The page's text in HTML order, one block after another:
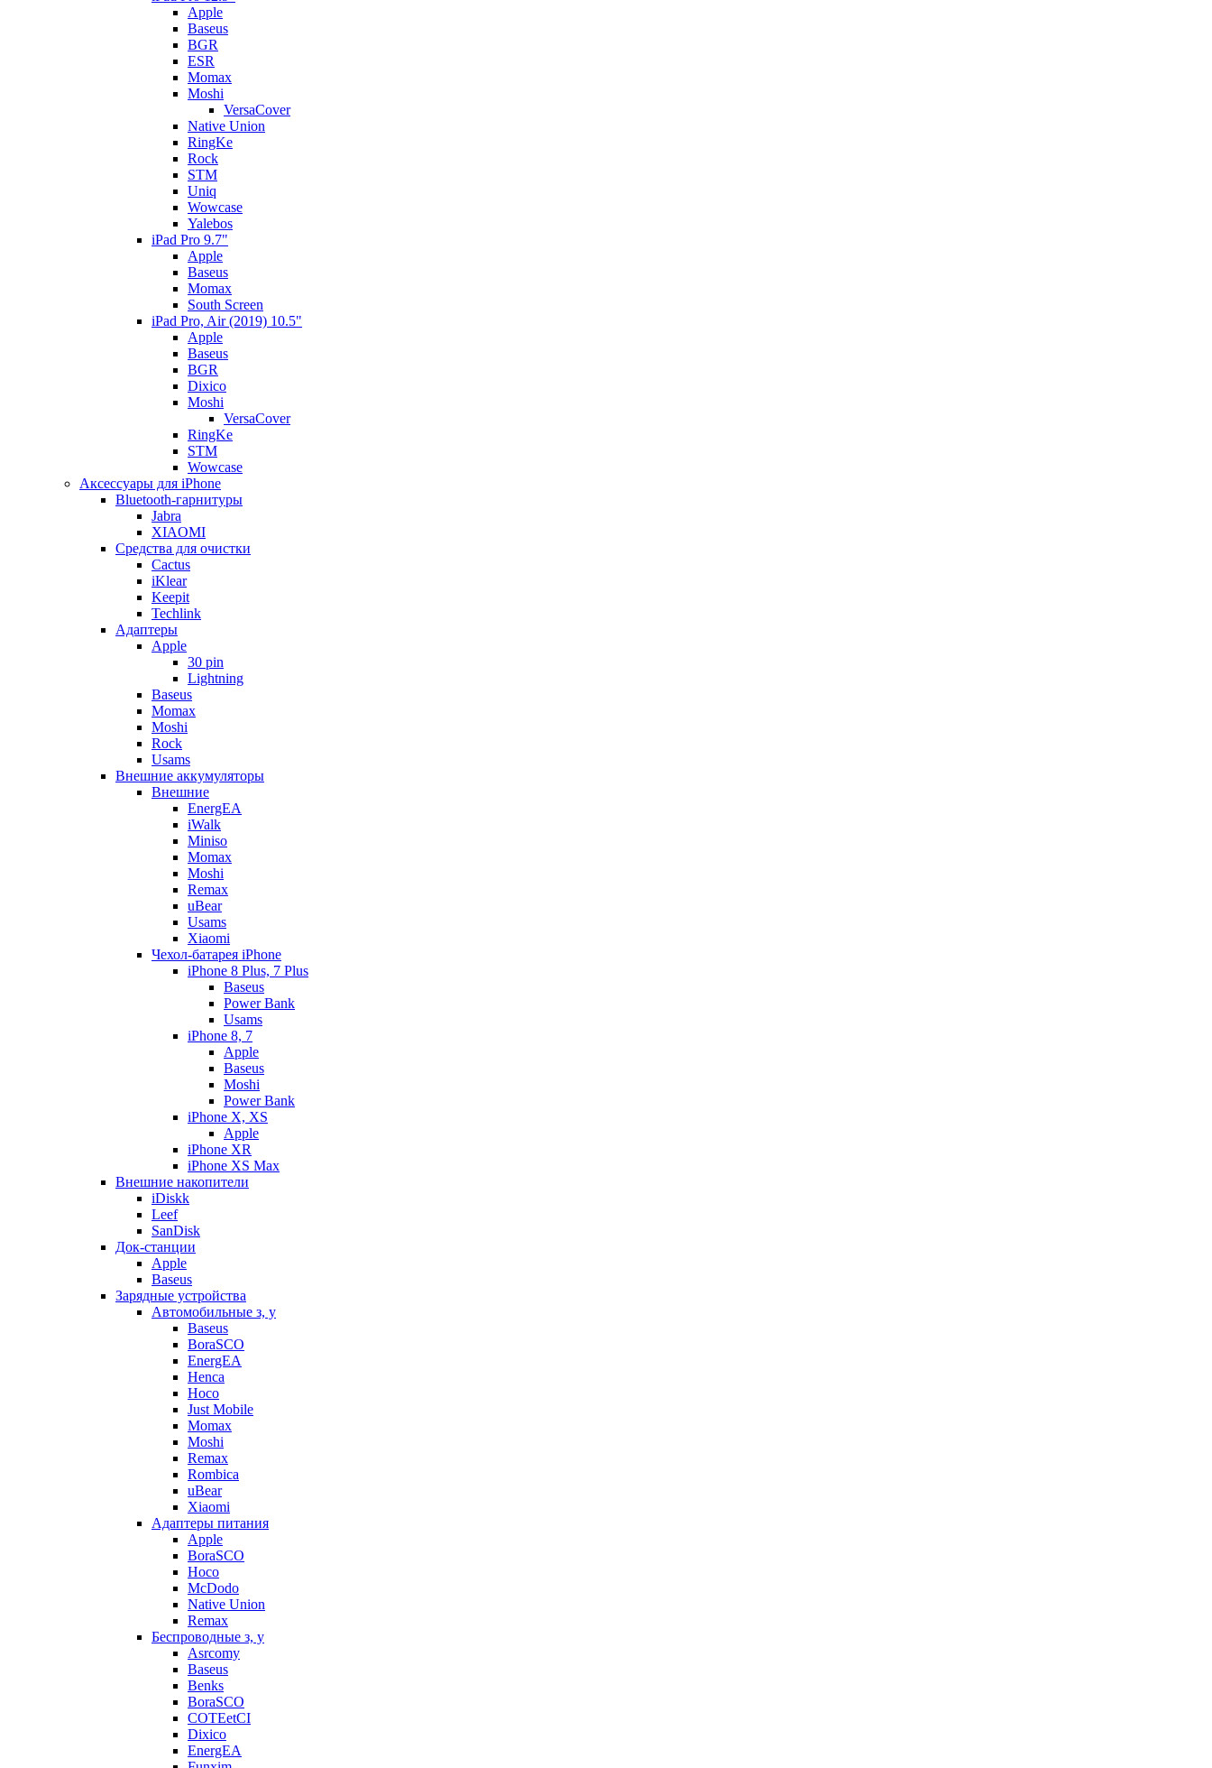
Apple
Baseus
BGR
ESR
Momax
Moshi
VersaCover
Native Union
RingKe
Rock
STM
Uniq
Wowcase
Yalebos
iPad Pro 9.7"
Apple
Baseus
Momax
South Screen
iPad Pro, Air (2019) 10.5"
Apple
Baseus
BGR
Dixico
Moshi
VersaCover
RingKe
STM
Wowcase
Аксессуары для iPhone
Bluetooth-гарнитуры
Jabra
XIAOMI
Cредства для очистки
Cactus
iKlear
Keepit
Techlink
Адаптеры
Apple
30 pin
Lightning
Baseus
Momax
Moshi
Rock
Usams
Внешние аккумуляторы
Внешние
EnergEA
iWalk
Miniso
Momax
Moshi
Remax
uBear
Usams
Xiaomi
Чехол-батарея iPhone
iPhone 8 Plus, 7 Plus
Baseus
Power Bank
Usams
iPhone 8, 7
Apple
Baseus
Moshi
Power Bank
iPhone X, XS
Apple
iPhone XR
iPhone XS Max
Внешние накопители
iDiskk
Leef
SanDisk
Док-станции
Apple
Baseus
Зарядные устройства
Автомобильные з, у
Baseus
BoraSCO
EnergEA
Henca
Hoco
Just Mobile
Momax
Moshi
Remax
Rombica
uBear
Xiaomi
Адаптеры питания
Apple
BoraSCO
Hoco
McDodo
Native Union
Remax
Беспроводные з, у
Asrcomy
Baseus
Benks
BoraSCO
COTEetCI
Dixico
EnergEA